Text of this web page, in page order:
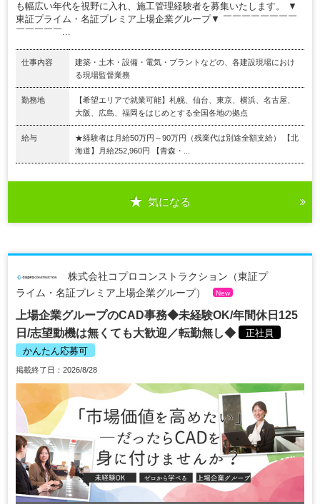
も幅広い年代を視野に入れ、施工管理経験者を募集いたします。 ▼
東証プライム・名証プレミア上場企業グループ▼ ￣￣￣￣￣￣￣￣
￣￣￣￣￣...
仕事内容
建築・土木・設備・電気・プラントなどの、各建設現場におけ
る現場監督業務
勤務地
【希望エリアで就業可能】札幌、仙台、東京、横浜、名古屋、
大阪、広島、福岡をはじめとする全国各地の拠点
給与
★経験者は月給50万円～90万円（残業代は別途全額支給） 【北
海道】月給252,960円 【青森・...
気になる
株式会社コプロコンストラクション（東証プ
ライム・名証プレミア上場企業グループ）
New
上場企業グループのCAD事務◆未経験OK/年間休日125
日/志望動機は無くても大歓迎／転勤無し◆
正社員
かんたん応募可
掲載終了日：2026/8/28